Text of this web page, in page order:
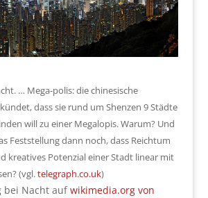
… Mega-polis: die chinesische
dass sie rund um Shenzen 9 Städte
will zu einer Megalopis. Warum? Und
Feststellung dann noch, dass Reichtum
kreatives Potenzial einer Stadt linear mit
(vgl.telegraph.co.uk)
bei Nacht aufwikimedia.org von